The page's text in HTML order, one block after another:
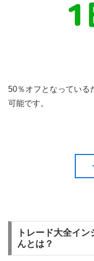
50％オフとなっている
可能です。
トレード大全イ
んとは？